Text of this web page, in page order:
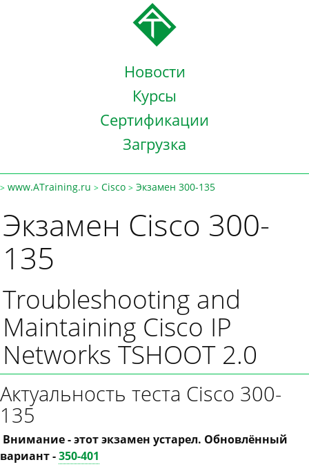
Новости
Курсы
Сертификации
Загрузка
> www.ATraining.ru > Cisco > Экзамен 300-135
Экзамен Cisco 300-
135
Troubleshooting and
Maintaining Cisco IP
Networks TSHOOT 2.0
Актуальность теста Cisco 300-
135
Внимание - этот экзамен устарел. Обновлённый
вариант -350-401